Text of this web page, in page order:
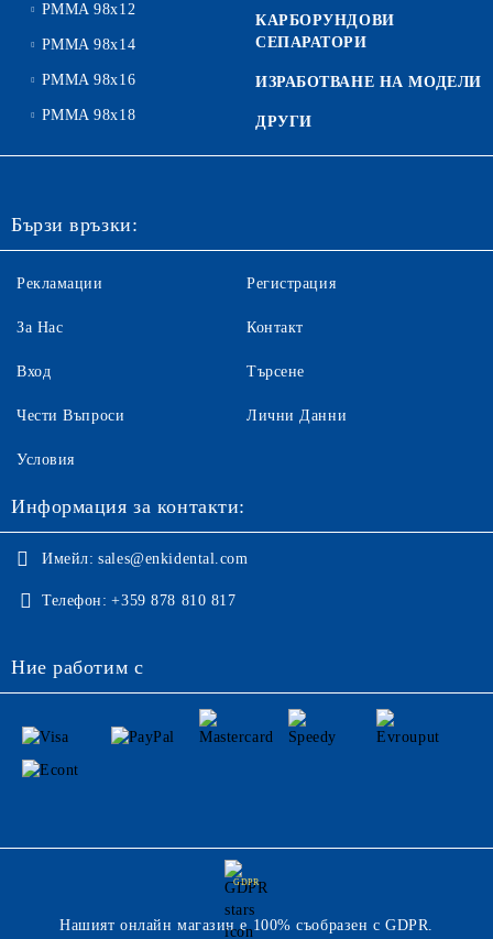
PMMA 98x12
PMMA 98x14
PMMA 98x16
PMMA 98x18
КАРБОРУНДОВИ
СЕПАРАТОРИ
ИЗРАБОТВАНЕ НА МОДЕЛИ
ДРУГИ
Бързи връзки:
Рекламации
За Нас
Вход
Чести Въпроси
Регистрация
Контакт
Търсене
Лични Данни
Условия
Информация за контакти:
Имейл: sales@enkidental.com
Телефон: +359 878 810 817
Ние работим с
GDPR
Нашият онлайн магазин е 100% съобразен с GDPR.